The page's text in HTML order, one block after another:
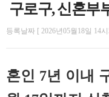
구로구, 신혼부
등록날짜 [ 2026년05월18일 14
혼인 7년 이내